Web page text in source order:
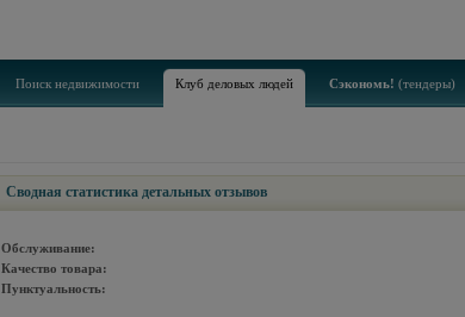
Поиск недвижимости Клуб деловых людей Сэкономь! (тендеры)
Сводная статистика детальных отзывов
Обслуживание:
Качество товара:
Пунктуальность: